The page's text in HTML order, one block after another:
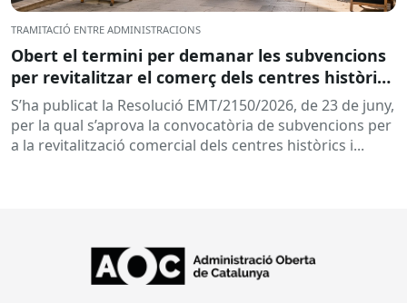
TRAMITACIÓ ENTRE ADMINISTRACIONS
Obert el termini per demanar les subvencions
per revitalitzar el comerç dels centres històrics
i eixos comercials de Catalunya
S’ha publicat la Resolució EMT/2150/2026, de 23 de juny,
per la qual s’aprova la convocatòria de subvencions per
a la revitalització comercial dels centres històrics i...